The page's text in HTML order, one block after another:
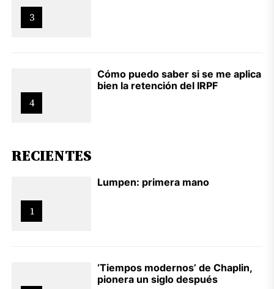
3
4
Cómo puedo saber si se me aplica
bien la retención del IRPF
RECIENTES
1
Lumpen: primera mano
‘Tiempos modernos’ de Chaplin,
pionera un siglo después